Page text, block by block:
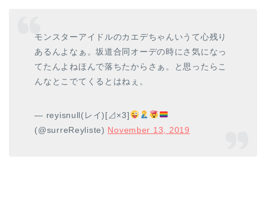
モンスターアイドルのカエデちゃんいうて心残り
あるんよなぁ。坂道合同オーデの時にさ気になっ
てたんよねほんで落ちたからさぁ。と思ったらこ
んなとこでてくるとはねぇ。
— reyisnull(レイ)[⊿×3]
(@surreReyliste) November 13, 2019